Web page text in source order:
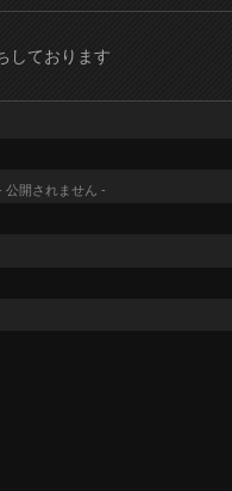
しております
公開されません -